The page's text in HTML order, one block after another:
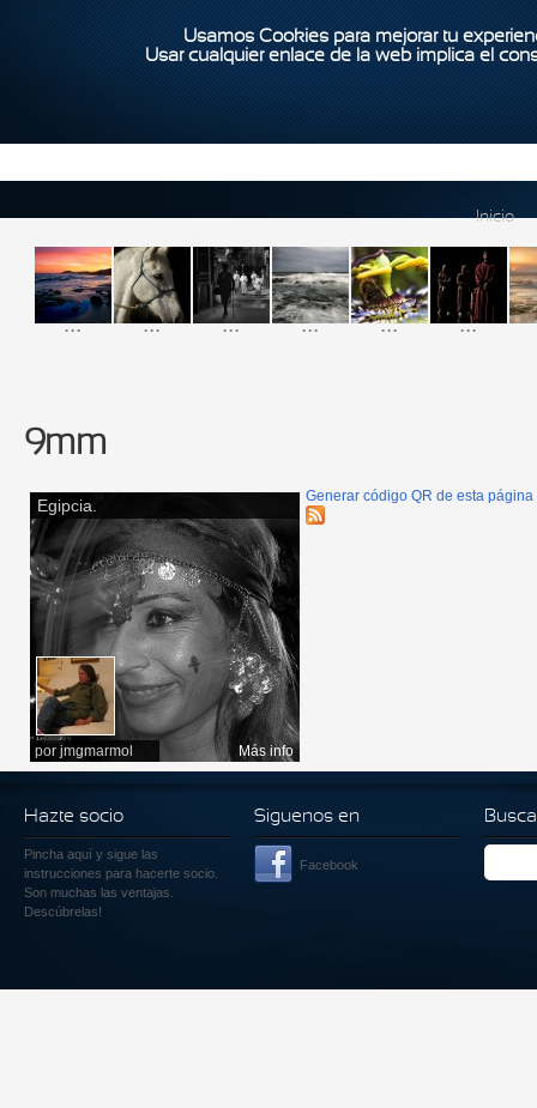
Usamos Cookies para mejorar tu
Usar cualquier enlace de la web implica el
Inicio
... ... ... ... ... ...
9mm
Egipcia.
por jmgmarmol Más info
Generar código QR de esta página
Hazte socio
Pincha aquí y sigue las
instrucciones para hacerte socio.
Son muchas las ventajas.
Descúbrelas!
Siguenos en
Facebook